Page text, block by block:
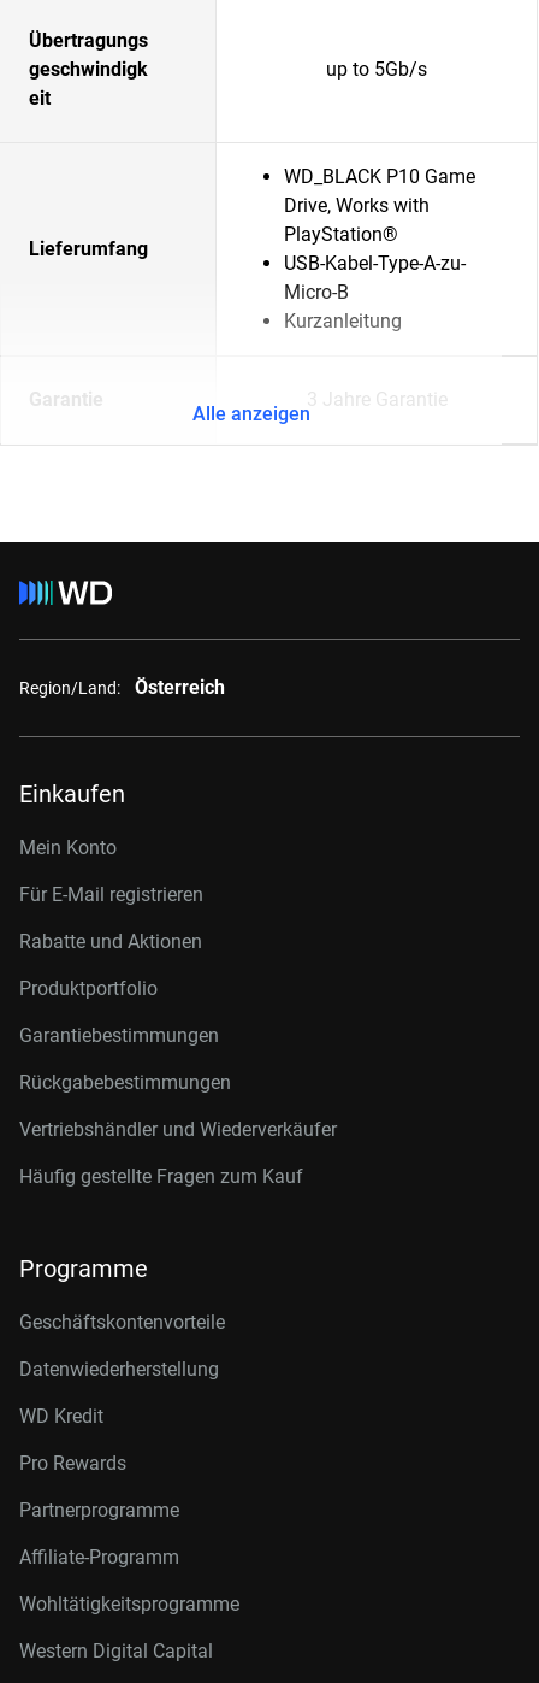
Übertragungs
geschwindigk
eit
up to 5Gb/s
Lieferumfang
WD_BLACK P10 Game
Drive, Works with
PlayStation®
USB-Kabel-Type-A-zu-
Micro-B
Kurzanleitung
Garantie 3 Jahre Garantie
Alle anzeigen
Region/Land: Österreich
Einkaufen
Mein Konto
Für E-Mail registrieren
Rabatte und Aktionen
Produktportfolio
Garantiebestimmungen
Rückgabebestimmungen
Vertriebshändler und Wiederverkäufer
Häufig gestellte Fragen zum Kauf
Programme
Geschäftskontenvorteile
Datenwiederherstellung
WD Kredit
Pro Rewards
Partnerprogramme
Affiliate-Programm
Wohltätigkeitsprogramme
Western Digital Capital